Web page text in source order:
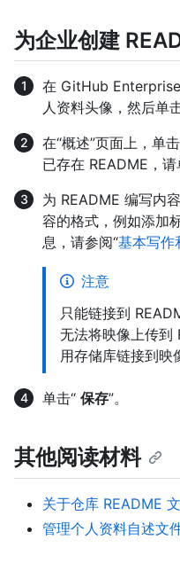
为企业创建
在 GitHub
人资料头像，然后单
在“概述”页面上，单
已存在 README，请
为 README 编写内
容的格式，例如添加
息，请参阅“基本写作
注意
只能链接到
无法将映像上传到
用存储库链接到映
单击“ 保存”。
其他阅读材料
关于仓库 README
管理个人资料自述文